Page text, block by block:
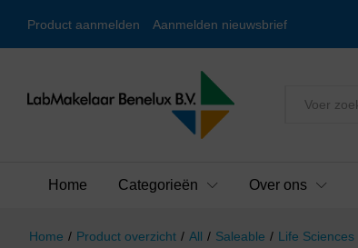
Product aanmelden Aanmelden nieuwsbrief
Alles
Home Categorieën Over ons
Home / Product overzicht / All / Saleable / Life Sciences